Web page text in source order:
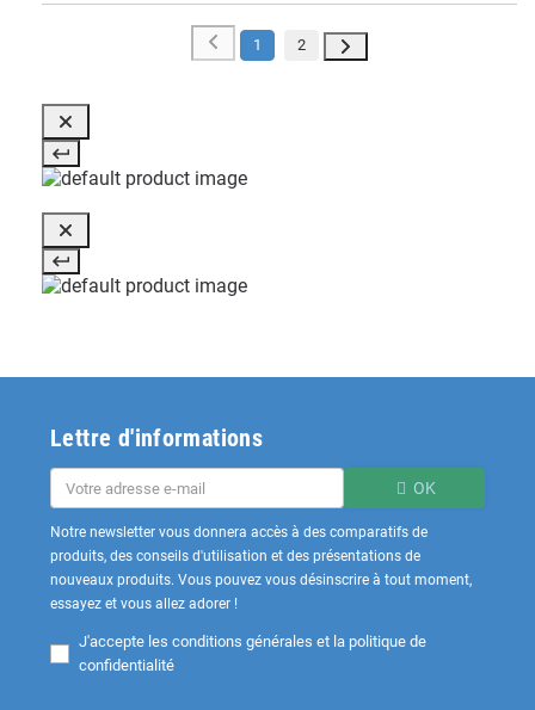
1 2
Lettre d'informations
OK
Notre newsletter vous donnera accès à des comparatifs de
produits, des conseils d'utilisation et des présentations de
nouveaux produits. Vous pouvez vous désinscrire à tout moment,
essayez et vous allez adorer !
J'accepte les conditions générales et la politique de
confidentialité